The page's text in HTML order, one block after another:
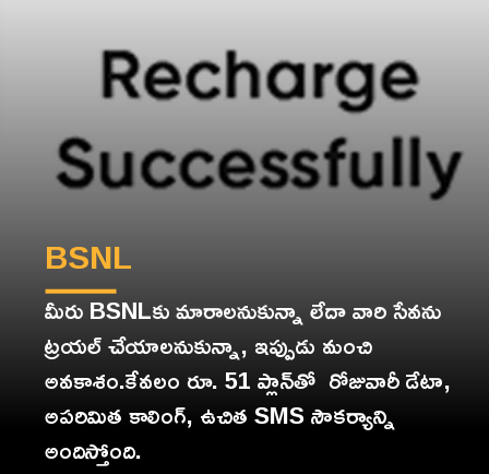
మీరు BSNLకు మారాలనుకున్నా లేదా వారి సేవను
ట్రయల్ చేయాలనుకున్నా, ఇప్పుడు మంచి
అవకాశం.కేవలం రూ. 51 ప్లాన్‌తో రోజువారీ డేటా,
అపరిమిత కాలింగ్, ఉచిత SMS సౌకర్యాన్ని
అందిస్తోంది.
BSNL